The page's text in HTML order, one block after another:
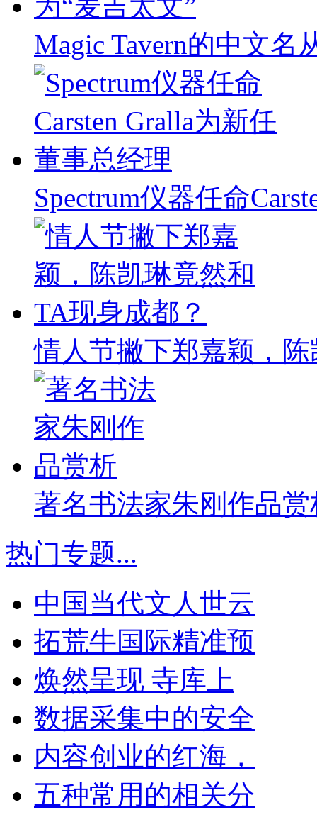
Magic Tavern的中文名
Spectrum仪器任命
情人节撇下郑嘉颖，
著名书法家朱刚作品赏
热门专题...
中国当代文人世云
拓荒牛国际精准预
焕然呈现 寺库上
数据采集中的安全
内容创业的红海，
五种常用的相关分